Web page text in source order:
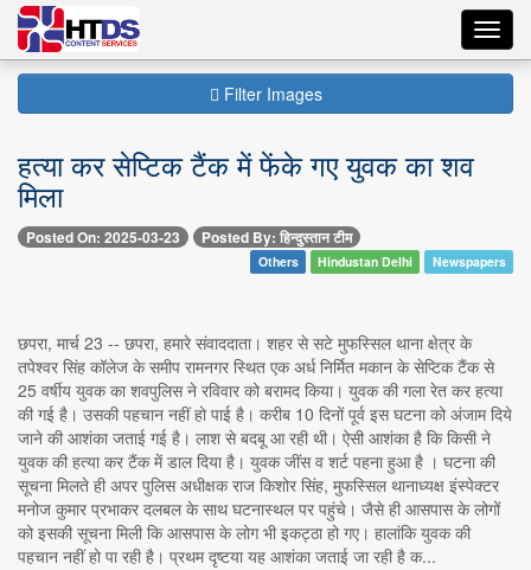
Filter Images
हत्या कर सेप्टिक टैंक में फेंके गए युवक का शव
मिला
Posted On: 2025-03-23 Posted By: हिन्दुस्तान टीम
Others Hindustan Delhi Newspapers
छपरा, मार्च 23 -- छपरा, हमारे संवाददाता। शहर से सटे मुफस्सिल थाना क्षेत्र के
तपेश्वर सिंह कॉलेज के समीप रामनगर स्थित एक अर्ध निर्मित मकान के सेप्टिक टैंक से
25 वर्षीय युवक का शवपुलिस ने रविवार को बरामद किया। युवक की गला रेत कर हत्या
की गई है। उसकी पहचान नहीं हो पाई है। करीब 10 दिनों पूर्व इस घटना को अंजाम दिये
जाने की आशंका जताई गई है। लाश से बदबू आ रही थी। ऐसी आशंका है कि किसी ने
युवक की हत्या कर टैंक में डाल दिया है। युवक जींस व शर्ट पहना हुआ है । घटना की
सूचना मिलते ही अपर पुलिस अधीक्षक राज किशोर सिंह, मुफस्सिल थानाध्यक्ष इंस्पेक्टर
मनोज कुमार प्रभाकर दलबल के साथ घटनास्थल पर पहुंचे। जैसे ही आसपास के लोगों
को इसकी सूचना मिली कि आसपास के लोग भी इकट्ठा हो गए। हालांकि युवक की
पहचान नहीं हो पा रही है। प्रथम दृष्टया यह आशंका जताई जा रही है क...